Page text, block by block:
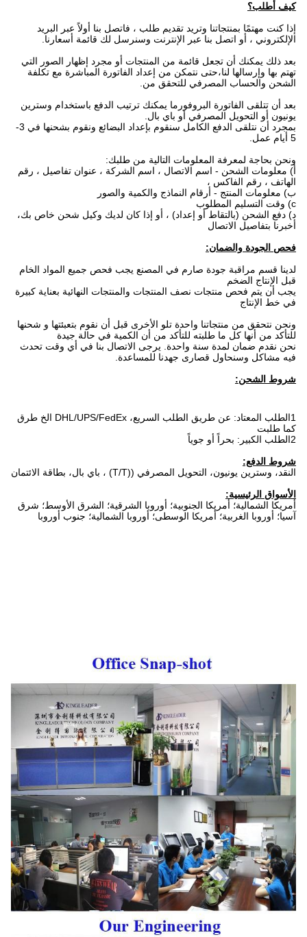
كيف أطلب؟
إذا كنت مهتمًا بمنتجاتنا وتريد تقديم طلب ، فاتصل بنا أولاً عبر البريد
الإلكتروني ، أو اتصل بنا عبر الإنترنت وسنرسل لك قائمة أسعارنا.
بعد ذلك يمكنك أن تجعل قائمة من المنتجات أو مجرد إظهار الصور التي
تهتم بها وإرسالها لنا،حتى نتمكن من إعداد الفاتورة المباشرة مع تكلفة
الشحن والحساب المصرفي للتحقق من.
بعد أن تتلقى الفاتورة البروفورما يمكنك ترتيب الدفع باستخدام وسترين
يونيون أو التحويل المصرفي أو باي بال.
بمجرد أن نتلقى الدفع الكامل سنقوم بإعداد البضائع ونقوم بشحنها في 3-
5 أيام عمل.
ونحن بحاجة لمعرفة المعلومات التالية من طلبك:
أ) معلومات الشحن - اسم الاتصال ، اسم الشركة ، عنوان تفاصيل ، رقم
الهاتف ، رقم الفاكس ،
ب) معلومات المنتج - أرقام النماذج والكمية والصور
c) وقت التسليم المطلوب
د) دفع الشحن (بالتقاط أو إعداد) ، أو إذا كان لديك وكيل شحن خاص بك،
أخبرنا بتفاصيل الاتصال
فحص الجودة والضمان:
لدينا قسم مراقبة جودة صارم في المصنع يجب فحص جميع المواد الخام
قبل الإنتاج الضخم
يجب أن يتم فحص منتجات نصف المنتجات والمنتجات النهائية بعناية كبيرة
في خط الإنتاج
ونحن نتحقق من منتجاتنا واحدة تلو الأخرى قبل أن نقوم بتعبئتها و شحنها
للتأكد من أنها كل ما طلبته للتأكد من أن الكمية في حالة جيدة
نحن نقدم ضمان لمدة سنة واحدة. يرجى الاتصال بنا في أي وقت تحدث
فيه مشاكل وسنحاول قصارى جهدنا للمساعدة.
شروط الشحن:
1الطلب المعتاد: عن طريق الطلب السريع، DHL/UPS/FedEx الخ طرق
كما طلبت
2الطلب الكبير: بحراً أو جوياً
شروط الدفع:
النقد، وسترين يونيون، التحويل المصرفي ((T/T) ، باي بال، بطاقة الائتمان
الأسواق الرئيسية:
أمريكا الشمالية؛ أمريكا الجنوبية؛ أوروبا الشرقية؛ الشرق الأوسط؛ شرق
آسيا؛ أوروبا الغربية؛ أمريكا الوسطى؛ أوروبا الشمالية؛ جنوب أوروبا